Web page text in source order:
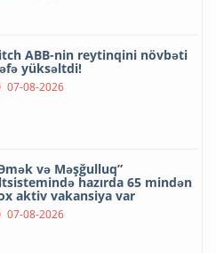
ABB-nin reytinqini növbəti
yüksəltdi!
07-08-2026
və Məşğulluq”
hazırda 65 mindən
aktiv vakansiya var
07-08-2026